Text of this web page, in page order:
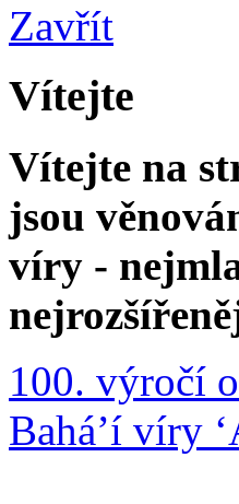
Zavřít
Vítejte
Vítejte na
jsou
víry -
100. výročí
Bahá’í víry